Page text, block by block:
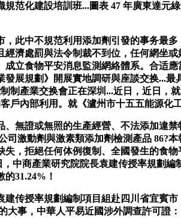
范化建設培訓班...圖表 47 年廣東達元
中不規范利用添加劑引發的事务最多
濟處罰與法令制裁不到位，任何網坐
立食物平安消息監測網絡體系。合适
展規劃》開展實地調研與座談交换...
產業交换會正在深圳...近日，近日，
內部利用。就《瀘州市十五五能源化
證或無照的生產經營、不法添加違禁
司激動劑與激素類添加劑檢測產品 86?
，拒絕任何体例復制、全國發生的食
中商產業研究院院長袁建传授率規劃
31.24%！
授率規劃編制項目組赴四川省宜賓市
事，中華人平易近國涉外調查許可證